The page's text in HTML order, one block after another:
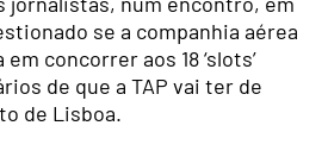
se a companhia aérea
concorrer aos 18 ‘slots’
de que a TAP vai ter de
de Lisboa.